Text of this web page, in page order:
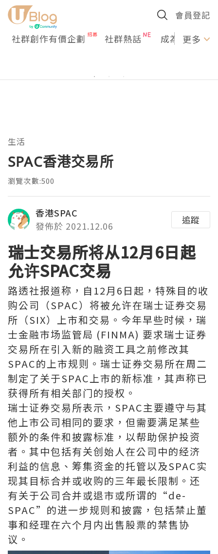
會員登記
社群創作有價企劃 社群熱話 成為U更多
生活
SPAC香港交易所
瀏覽次數:500
香港SPAC
發佈於 2021.12.06
追蹤
瑞士交易所将从12月6日起
允许SPAC交易
路透社报道称，自12月6日起，特殊目的收
购公司（SPAC）将被允许在瑞士证券交易
所（SIX）上市和交易。今年早些时候，瑞
士金融市场监管局 (FINMA) 要求瑞士证券
交易所在引入新的融资工具之前修改其
SPAC的上市规则。瑞士证券交易所在周二
制定了关于SPAC上市的新标准，其声称已
获得所有相关部门的授权。
瑞士证券交易所表示，SPAC主要遵守与其
他上市公司相同的要求，但需要满足某些
额外的条件和披露标准，以帮助保护投资
者。其中包括有关创始人在公司中的经济
利益的信息、筹集资金的托管以及SPAC实
现其目标合并或收购的三年最长限制。还
有关于公司合并或退市或所谓的“de-
SPAC”的进一步规则和披露，包括禁止董
事和经理在六个月内出售股票的禁售协
议。